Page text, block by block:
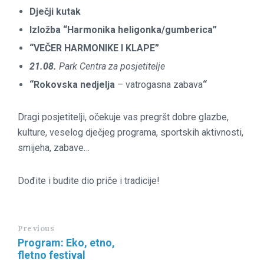
Dječji kutak
Izložba “Harmonika heligonka/gumberica”
“VEČER HARMONIKE I KLAPE”
21.08. Park Centra za posjetitelje
“Rokovska nedjelja – vatrogasna zabava“
Dragi posjetitelji, očekuje vas pregršt dobre glazbe,
kulture, veselog dječjeg programa, sportskih aktivnosti,
smijeha, zabave…
Dođite i budite dio priče i tradicije!
Previous
Program: Eko, etno,
fletno festival